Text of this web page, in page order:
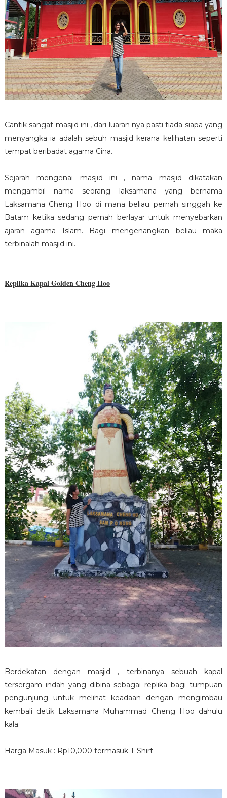
Cantik sangat masjid ini , dari luaran nya pasti tiada siapa yang
menyangka ia adalah sebuh masjid kerana kelihatan seperti
tempat beribadat agama Cina.
Sejarah mengenai masjid ini , nama masjid dikatakan
mengambil nama seorang laksamana yang bernama
Laksamana Cheng Hoo di mana beliau pernah singgah ke
Batam ketika sedang pernah berlayar untuk menyebarkan
ajaran agama Islam. Bagi mengenangkan beliau maka
terbinalah masjid ini.
Replika Kapal Golden Cheng Hoo
Berdekatan dengan masjid , terbinanya sebuah kapal
tersergam indah yang dibina sebagai replika bagi tumpuan
pengunjung untuk melihat keadaan dengan mengimbau
kembali detik Laksamana Muhammad Cheng Hoo dahulu
kala.
Harga Masuk : Rp10,000 termasuk T-Shirt